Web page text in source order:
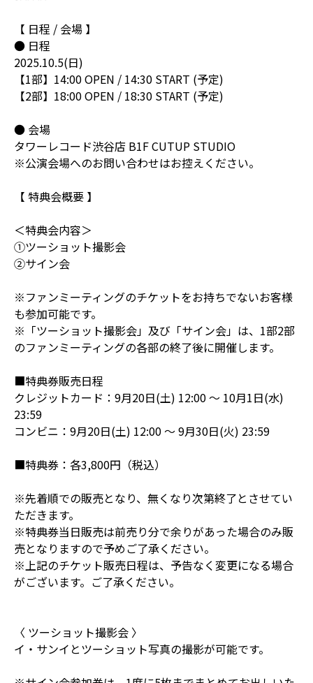
【 日程 / 会場 】
● 日程
2025.10.5(日)
【1部】14:00 OPEN / 14:30 START (予定)
【2部】18:00 OPEN / 18:30 START (予定)
● 会場
タワーレコード渋谷店 B1F CUTUP STUDIO
※公演会場へのお問い合わせはお控えください。
【 特典会概要 】
＜特典会内容＞
①ツーショット撮影会
②サイン会
※ファンミーティングのチケットをお持ちでないお客様
も参加可能です。
※「ツーショット撮影会」及び「サイン会」は、1部2部
のファンミーティングの各部の終了後に開催します。
■特典券販売日程
クレジットカード：9月20日(土) 12:00 ～ 10月1日(水)
23:59
コンビニ：9月20日(土) 12:00 ～ 9月30日(火) 23:59
■特典券：各3,800円（税込）
※先着順での販売となり、無くなり次第終了とさせてい
ただきます。
※特典券当日販売は前売り分で余りがあった場合のみ販
売となりますので予めご了承ください。
※上記のチケット販売日程は、予告なく変更になる場合
がございます。ご了承ください。
〈 ツーショット撮影会 〉
イ・サンイとツーショット写真の撮影が可能です。